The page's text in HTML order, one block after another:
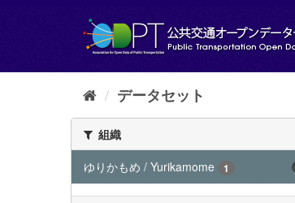
し
データセット
組織
ゆりかもめ / Yurikamome
1